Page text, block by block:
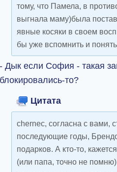
тому, что Памела, в
выгнала маму)была
явные косяки в своем
бы уже вспомнить и
- Дык если София - такая
блокировались-то?
Цитата
chernec, согласна с вами,
последующие годы,
подарков. А кто-то,
(или папа, точно не